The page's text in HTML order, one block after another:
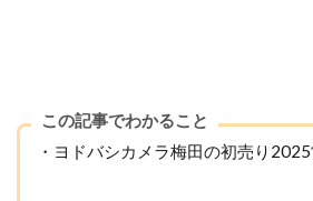
この記事でわかること
・ヨドバシカメラ梅田の初売り